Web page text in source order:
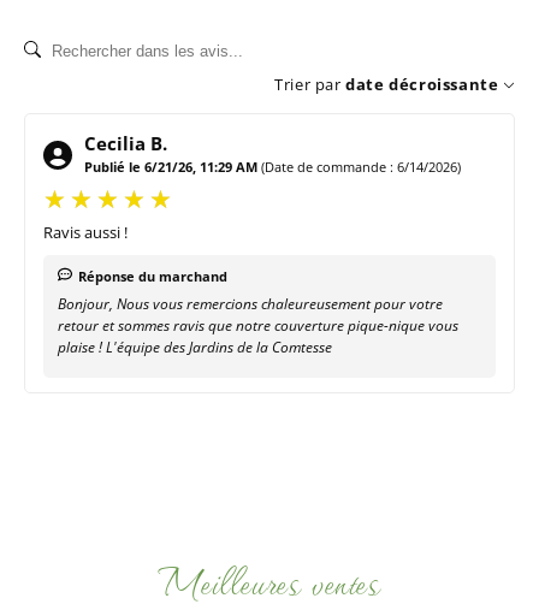
Dimensions : 170 x 140 cm
Matière : Laine et polyester
Trier par date décroissante
Cecilia B.
Publié le 6/21/26, 11:29 AM (Date de commande : 6/14/2026)
Ravis aussi !
Réponse du marchand
Bonjour, Nous vous remercions chaleureusement pour votre
retour et sommes ravis que notre couverture pique-nique vous
plaise ! L'équipe des Jardins de la Comtesse
Meilleures ventes